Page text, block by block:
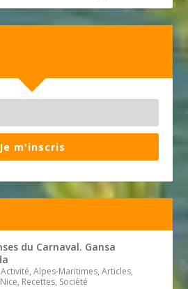
Je m'inscris
du Carnaval. Gansa
Alpes-Maritimes, Articles,
Recettes, Société